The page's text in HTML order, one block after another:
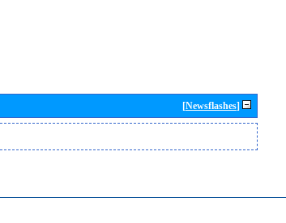
[Newsflashes]